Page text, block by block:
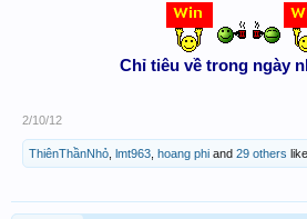
Chỉ tiêu về trong ngày
2/10/12
ThiênThầnNhỏ lmt963 hoang phi and 29 others